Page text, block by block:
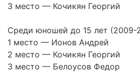
3 место — Кочикян Георгий
Среди юношей до 15 лет (2009-
1 место — Ионов Андрей
2 место — Кочикян Георгий
3 место — Белоусов Федор